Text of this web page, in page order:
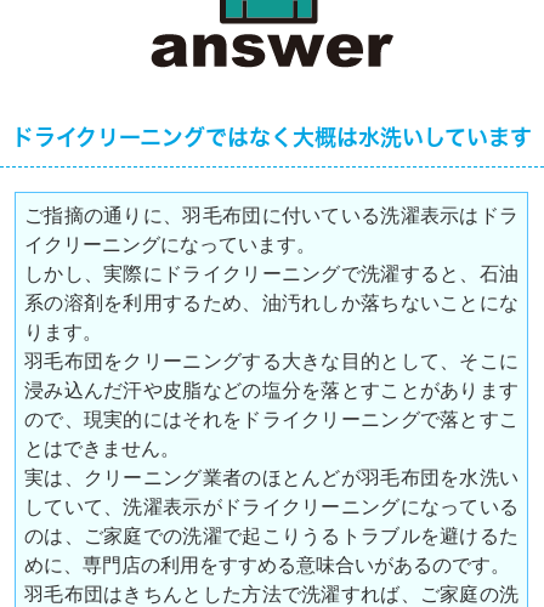
ドライクリーニングではなく大概は水洗いしています
ご指摘の通りに、羽毛布団に付いている洗濯表示はドラ
イクリーニングになっています。
しかし、実際にドライクリーニングで洗濯すると、石油
系の溶剤を利用するため、油汚れしか落ちないことにな
ります。
羽毛布団をクリーニングする大きな目的として、そこに
浸み込んだ汗や皮脂などの塩分を落とすことがあります
ので、現実的にはそれをドライクリーニングで落とすこ
とはできません。
実は、クリーニング業者のほとんどが羽毛布団を水洗い
していて、洗濯表示がドライクリーニングになっている
のは、ご家庭での洗濯で起こりうるトラブルを避けるた
めに、専門店の利用をすすめる意味合いがあるのです。
羽毛布団はきちんとした方法で洗濯すれば、ご家庭の洗